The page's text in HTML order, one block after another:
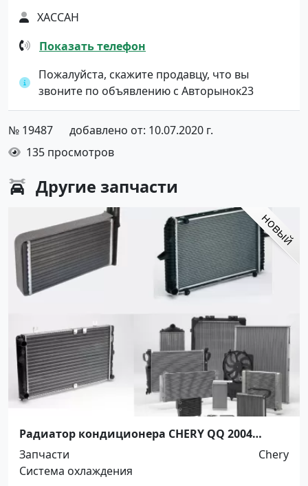
ХАССАН
Показать телефон
Пожалуйста, скажите продавцу, что вы
звоните по объявлению с Авторынок23
№ 19487
добавлено от: 10.07.2020 г.
135 просмотров
Другие запчасти
Радиатор кондиционера CHERY QQ 2004
Краснодар
Запчасти
Chery
Система охлаждения